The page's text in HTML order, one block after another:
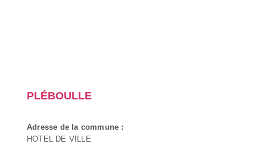
PLÉBOULLE
Adresse de la commune :
HOTEL DE VILLE